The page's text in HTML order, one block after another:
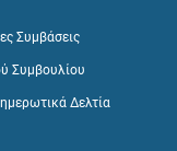
Συμβάσεις
Συμβουλίου
Δελτία